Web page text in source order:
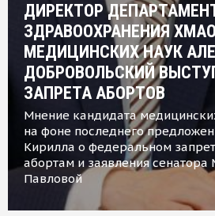
ДИРЕКТОР
ЗДРАВООХРАНЕНИЯ
МЕДИЦИНСКИХ НАУК
ДОБРОВОЛЬСКИЙ
ЗАПРЕТА АБОРТОВ
Мнение кандидата
на фоне последнего
Кирилла о федеральном
абортам и заявления сенатора
Павловой